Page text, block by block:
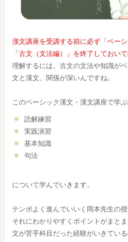
漢文講座を受講する前に必ず「ベー
「古文（文法編）」を終了しておい
理解するには、古文の文法や知識が
文と漢文、関係が深いんですね。
このベーシック漢文・漢文講座で学
読解練習
実践演習
基本知識
句法
について学んでいきます。
テンポよく進んでいいく岡本先生の
それにわかりやすくポイントがまと
文が苦手科目だった経験がいきている